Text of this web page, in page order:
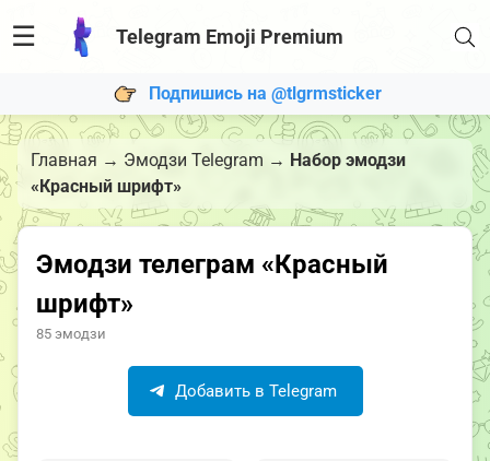
☰ Telegram Emoji Premium
Подпишись на @tlgrmsticker
Главная → Эмодзи Telegram → Набор эмодзи
«Красный шрифт»
Эмодзи телеграм «Красный
шрифт»
85 эмодзи
Добавить в Telegram